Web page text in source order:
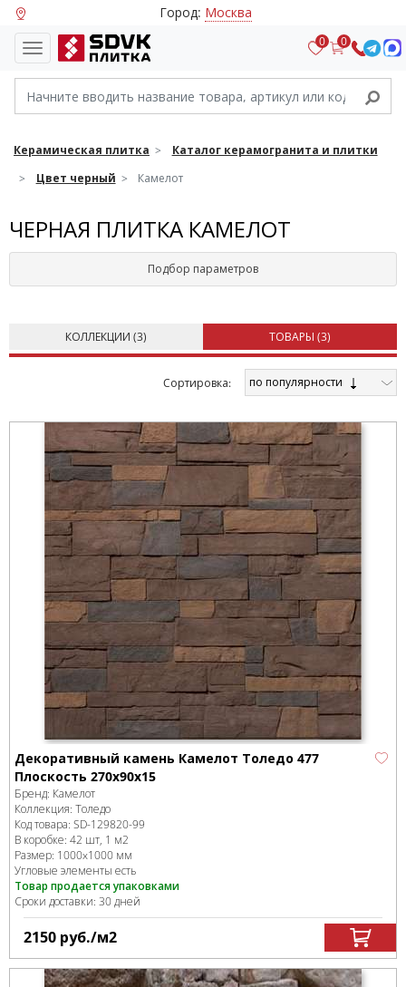
Город: Москва
0 0
Керамическая плитка
Каталог керамогранита и плитки
Цвет черный
Камелот
ЧЕРНАЯ ПЛИТКА КАМЕЛОТ
Подбор параметров
КОЛЛЕКЦИИ (3) ТОВАРЫ (3)
Cортировка: по популярности
Декоративный камень Камелот Толедо 477
Плоскость 270х90х15
Бренд: Камелот
Коллекция: Толедо
Код товара: SD-129820-99
В коробке: 42 шт, 1 м2
Размер: 1000x1000 мм
Угловые элементы есть
Товар продается упаковками
Сроки доставки: 30 дней
2150 руб./м2